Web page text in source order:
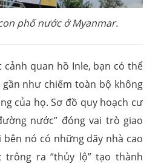
phố nước ở Myanmar.
cảnh quan hồ Inle, bạn có thể
như chiếm toàn bộ không
của họ. Sơ đồ quy hoạch cư
nước” đóng vai trò giao
nó có những dãy nhà cao
trông ra “thủy lộ” tạo thành